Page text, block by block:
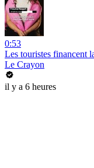
0:53
Les touristes financent
Le Crayon
il y a 6 heures